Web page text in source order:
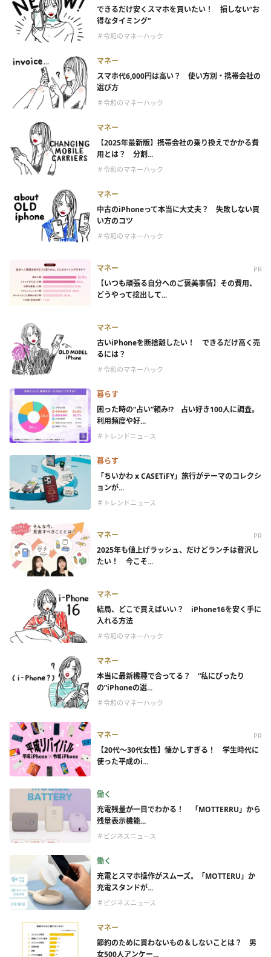
できるだけ安くスマホを買いたい！ 損しない“お
得なタイミング”
＃令和のマネーハック
マネー
スマホ代6,000円は高い？ 使い方別・携帯会社の
選び方
＃令和のマネーハック
マネー
【2025年最新版】携帯会社の乗り換えでかかる費
用とは？ 分割...
＃令和のマネーハック
マネー
中古のiPhoneって本当に大丈夫？ 失敗しない買
い方のコツ
＃令和のマネーハック
マネー PR
【いつも頑張る自分へのご褒美事情】その費用、
どうやって捻出して...
マネー
古いiPhoneを断捨離したい！ できるだけ高く売
るには？
＃令和のマネーハック
暮らす
困った時の“占い”頼み⁉ 占い好き100人に調査。
利用頻度や好...
＃トレンドニュース
暮らす
「ちいかわ x CASETiFY」旅行がテーマのコレクシ
ョンが...
＃トレンドニュース
マネー PR
2025年も値上げラッシュ、だけどランチは贅沢し
たい！ 今こそ...
マネー
結局、どこで買えばいい？ iPhone16を安く手に
入れる方法
＃令和のマネーハック
マネー
本当に最新機種で合ってる？ “私にぴったり
の”iPhoneの選...
＃令和のマネーハック
マネー PR
【20代～30代女性】懐かしすぎる！ 学生時代に
使った平成のi...
働く
充電残量が一目でわかる！ 「MOTTERRU」から
残量表示機能...
＃ビジネスニュース
働く
充電とスマホ操作がスムーズ。「MOTTERU」か
充電スタンドが...
＃ビジネスニュース
マネー
節約のために買わないもの＆しないことは？ 男
女500人アンケー...